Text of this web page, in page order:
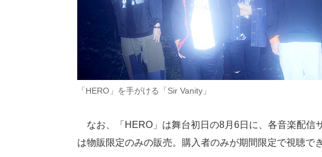
「HERO」を手がける「Sir Vanity」
なお、「HERO」は舞台初日の8月6日に、各音楽配信
は物販限定のみの販売。購入者のみが期間限定で視聴で